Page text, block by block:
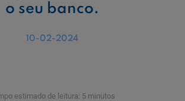
o seu banco.
10-02-2024
estimado de leitura: 5 minutos